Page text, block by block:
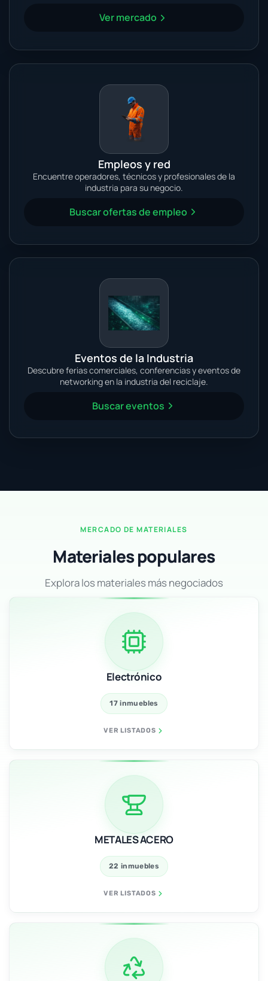
Ver mercado
Empleos y red
Encuentre operadores, técnicos y profesionales de la
industria para su negocio.
Buscar ofertas de empleo
Eventos de la Industria
Descubre ferias comerciales, conferencias y eventos de
networking en la industria del reciclaje.
Buscar eventos
MERCADO DE MATERIALES
Materiales populares
Explora los materiales más negociados
Electrónico
17 inmuebles
VER LISTADOS
METALES ACERO
22 inmuebles
VER LISTADOS